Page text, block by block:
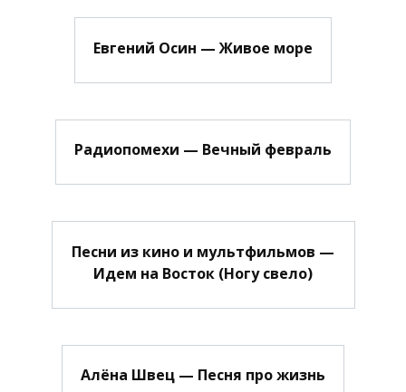
Евгений Осин — Живое море
Радиопомехи — Вечный февраль
Песни из кино и мультфильмов —
Идем на Восток (Ногу свело)
Алёна Швец — Песня про жизнь